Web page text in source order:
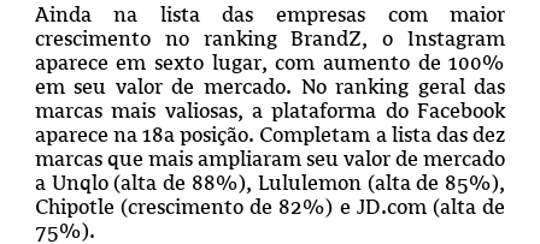
Ainda na lista das empresas com maior
crescimento no ranking BrandZ, o Instagram
aparece em sexto lugar, com aumento de 100%
em seu valor de mercado. No ranking geral das
marcas mais valiosas, a plataforma do Facebook
aparece na 18a posição. Completam a lista das dez
marcas que mais ampliaram seu valor de mercado
a Unqlo (alta de 88%), Lululemon (alta de 85%),
Chipotle (crescimento de 82%) e JD.com (alta de
75%).